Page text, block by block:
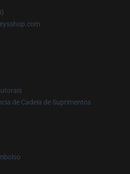
de Cadeia de Suprimentos